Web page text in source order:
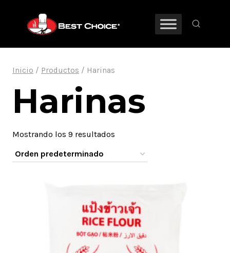
contenido
Inicio / Productos / Harinas
Harinas
Mostrando los 9 resultados